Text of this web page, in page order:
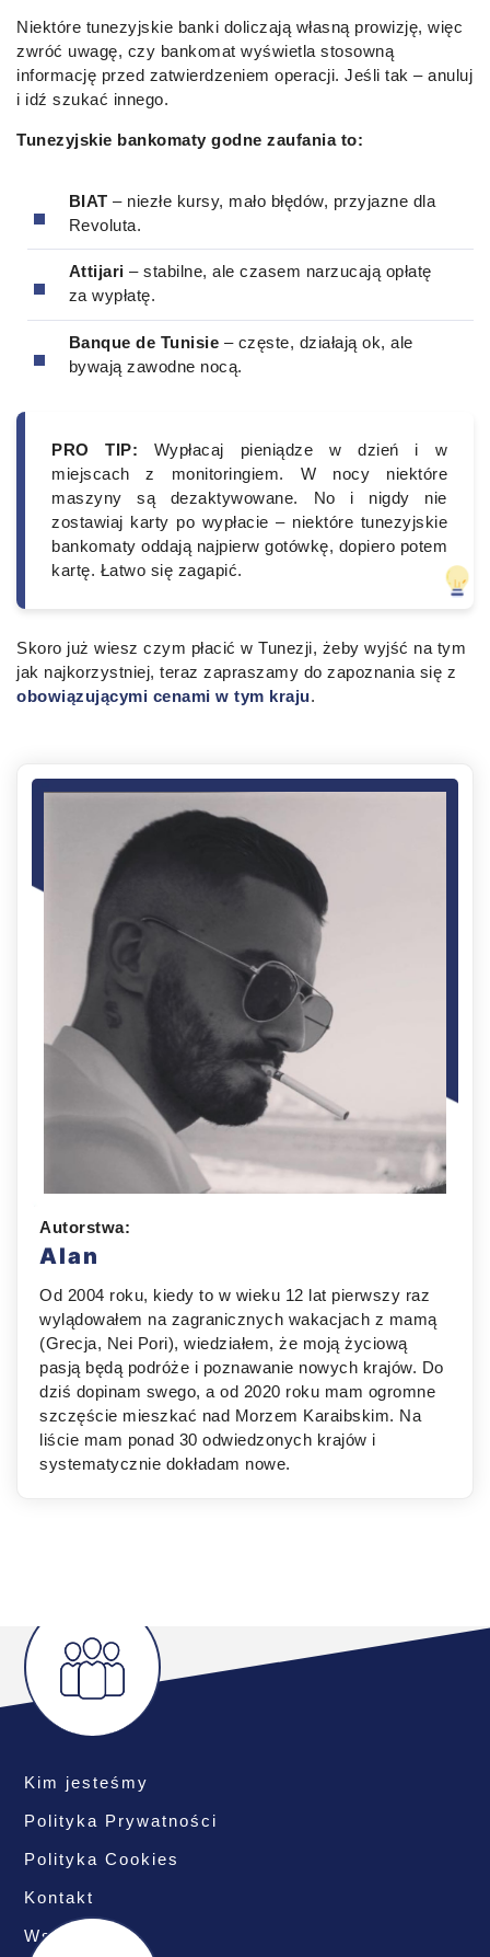
Niektóre tunezyjskie banki doliczają własną prowizję, więc
zwróć uwagę, czy bankomat wyświetla stosowną
informację przed zatwierdzeniem operacji. Jeśli tak – anuluj
i idź szukać innego.
Tunezyjskie bankomaty godne zaufania to:
BIAT – niezłe kursy, mało błędów, przyjazne dla
Revoluta.
Attijari – stabilne, ale czasem narzucają opłatę
za wypłatę.
Banque de Tunisie – częste, działają ok, ale
bywają zawodne nocą.
PRO TIP: Wypłacaj pieniądze w dzień i w
miejscach z monitoringiem. W nocy niektóre
maszyny są dezaktywowane. No i nigdy nie
zostawiaj karty po wypłacie – niektóre tunezyjskie
bankomaty oddają najpierw gotówkę, dopiero potem
kartę. Łatwo się zagapić.
Skoro już wiesz czym płacić w Tunezji, żeby wyjść na tym
jak najkorzystniej, teraz zapraszamy do zapoznania się z
obowiązującymi cenami w tym kraju.
Autorstwa:
Alan
Od 2004 roku, kiedy to w wieku 12 lat pierwszy raz
wylądowałem na zagranicznych wakacjach z mamą
(Grecja, Nei Pori), wiedziałem, że moją życiową
pasją będą podróże i poznawanie nowych krajów. Do
dziś dopinam swego, a od 2020 roku mam ogromne
szczęście mieszkać nad Morzem Karaibskim. Na
liście mam ponad 30 odwiedzonych krajów i
systematycznie dokładam nowe.
Kim jesteśmy
Polityka Prywatności
Polityka Cookies
Kontakt
Współpraca